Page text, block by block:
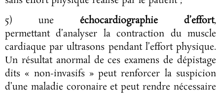
5) une échocardiographie d’effort,
permettant d’analyser la contraction du muscle
cardiaque par ultrasons pendant l’effort physique.
Un résultat anormal de ces examens de dépistage
dits « non-invasifs » peut renforcer la suspicion
d’une maladie coronaire et peut rendre nécessaire